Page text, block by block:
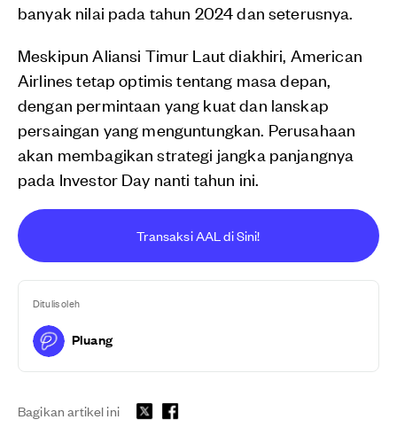
banyak nilai pada tahun 2024 dan seterusnya.
Meskipun Aliansi Timur Laut diakhiri, American
Airlines tetap optimis tentang masa depan,
dengan permintaan yang kuat dan lanskap
persaingan yang menguntungkan. Perusahaan
akan membagikan strategi jangka panjangnya
pada Investor Day nanti tahun ini.
Transaksi AAL di Sini!
Ditulis oleh
Pluang
Bagikan artikel ini